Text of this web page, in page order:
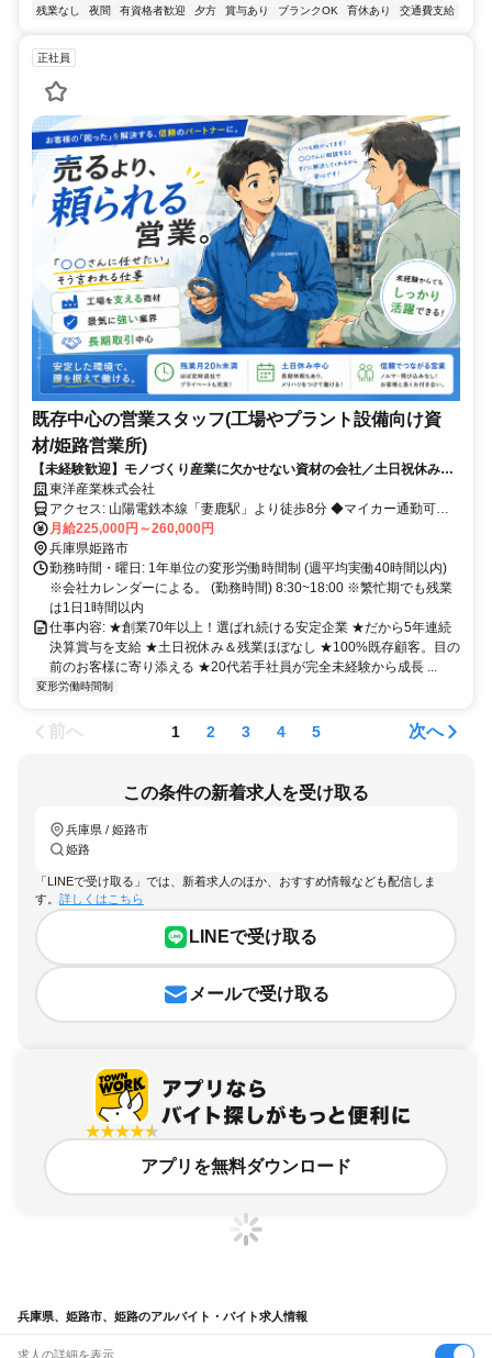
残業なし
夜間 有資格者歓迎 夕方 賞与あり ブランクOK 育休あり 交通費支給
正社員
既存中心の営業スタッフ(工場やプラント設備向け資
材/姫路営業所)
【未経験歓迎】モノづくり産業に欠かせない資材の会社／土日祝休み／
残業月20h以下／5年連続決算賞与支給／転勤なし
東洋産業株式会社
アクセス: 山陽電鉄本線「妻鹿駅」より徒歩8分 ◆マイカー通勤可
（駐車場あり）
月給225,000円～260,000円
兵庫県姫路市
勤務時間・曜日: 1年単位の変形労働時間制 (週平均実働40時間以内)
※会社カレンダーによる。 (勤務時間) 8:30~18:00 ※繁忙期でも残業
は1日1時間以内
仕事内容: ★創業70年以上！選ばれ続ける安定企業 ★だから5年連続
決算賞与を支給 ★土日祝休み＆残業ほぼなし ★100%既存顧客。目の
前のお客様に寄り添える ★20代若手社員が完全未経験から成長 ...
変形労働時間制
前へ 1 2 3 4 5 次へ
この条件の新着求人を受け取る
兵庫県 / 姫路市
姫路
「LINEで受け取る」では、新着求人のほか、おすすめ情報なども配信しま
す。 詳しくはこちら
LINEで受け取る
メールで受け取る
アプリを無料ダウンロード
兵庫県、姫路市、姫路のアルバイト・バイト求人情報
求人の詳細を表示